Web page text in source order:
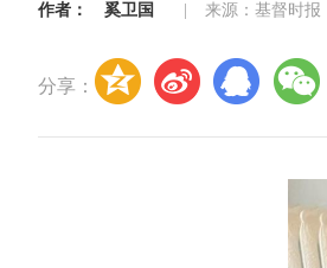
作者： 奚卫国 来源：基督时报
分享：